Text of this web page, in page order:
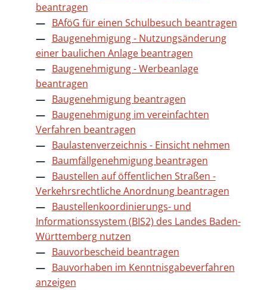
beantragen
BAföG für einen Schulbesuch beantragen
Baugenehmigung - Nutzungsänderung
einer baulichen Anlage beantragen
Baugenehmigung - Werbeanlage
beantragen
Baugenehmigung beantragen
Baugenehmigung im vereinfachten
Verfahren beantragen
Baulastenverzeichnis - Einsicht nehmen
Baumfällgenehmigung beantragen
Baustellen auf öffentlichen Straßen -
Verkehrsrechtliche Anordnung beantragen
Baustellenkoordinierungs- und
Informationssystem (BIS2) des Landes Baden-
Württemberg nutzen
Bauvorbescheid beantragen
Bauvorhaben im Kenntnisgabeverfahren
anzeigen